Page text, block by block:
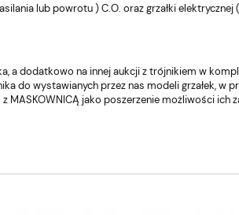
lub powrotu ) C.O. oraz grzałki
a dodatkowo na innej aukcji z trójnikiem w
do wystawianych przez nas modeli grzałek, w
MASKOWNICĄ jako poszerzenie możliwości ich